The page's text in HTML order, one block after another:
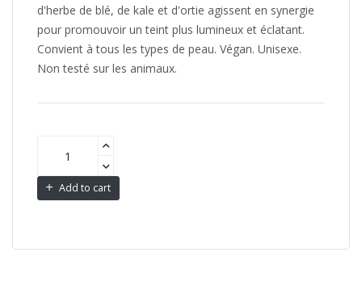
d'herbe de blé, de kale et d'ortie agissent en synergie
pour promouvoir un teint plus lumineux et éclatant.
Convient à tous les types de peau. Végan. Unisexe.
Non testé sur les animaux.
Add to cart